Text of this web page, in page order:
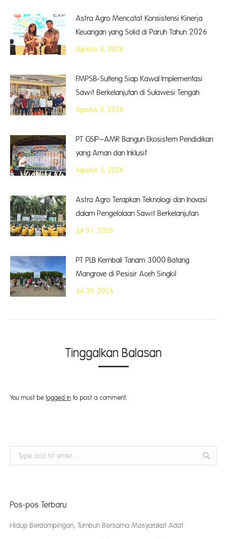
Astra Agro Mencatat Konsistensi Kinerja
Keuangan yang Solid di Paruh Tahun 2026
Agustus 4, 2026
FMPSB-Sulteng Siap Kawal Implementasi
Sawit Berkelanjutan di Sulawesi Tengah
Agustus 4, 2026
PT GSIP–AMR Bangun Ekosistem Pendidikan
yang Aman dan Inklusif
Agustus 3, 2026
Astra Agro Terapkan Teknologi dan Inovasi
dalam Pengelolaan Sawit Berkelanjutan
Juli 31, 2026
PT PLB Kembali Tanam 3000 Batang
Mangrove di Pesisir Aceh Singkil
Juli 30, 2026
Tinggalkan Balasan
You must be logged in to post a comment.
Search:
Pos-pos Terbaru
Hidup Berdampingan, Tumbuh Bersama Masyarakat Adat